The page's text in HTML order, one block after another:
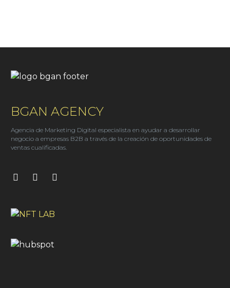
BGAN AGENCY
Agencia de Marketing Digital especialista en ayudar a desarrollar
negocio a empresas B2B a través de la creación de oportunidades de
ventas cualificadas.